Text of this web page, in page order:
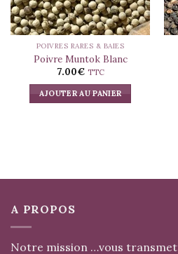
POIVRES RARES & BAIES
Poivre Muntok Blanc
7.00€ TTC
AJOUTER AU PANIER
A PROPOS
Notre mission …vous